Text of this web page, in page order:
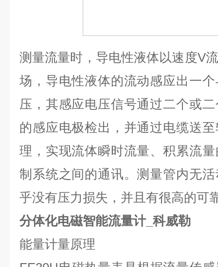
测量流量时，导电性液体以速度V
场，导电性液体的流动感应出一
压，其感应电压信号通过二个或
的感应电极检出，并通过电缆送
理，实现流体瞬时流量、积累流
制系统之间的通讯。测量管内无
乎没有压力损失，并且有很高的可
分体化电磁智能流量计_科威勒
能量计量原理